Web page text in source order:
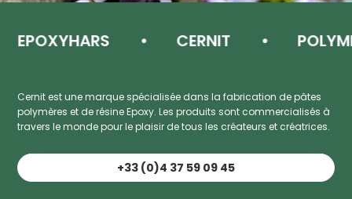
CERNIT
Cernit est une marque spécialisée dans la fabrication de pâtes
polymères et de résine Epoxy. Les produits sont commercialisés à
travers le monde pour le plaisir de tous les créateurs et créatrices.
+33 (0)4 37 59 09 45